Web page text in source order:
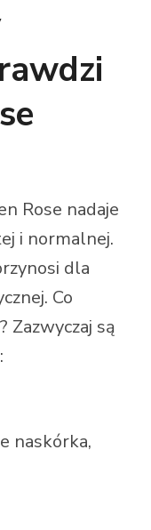
Rose nadaje
i normalnej.
dla
Co
są
naskórka,